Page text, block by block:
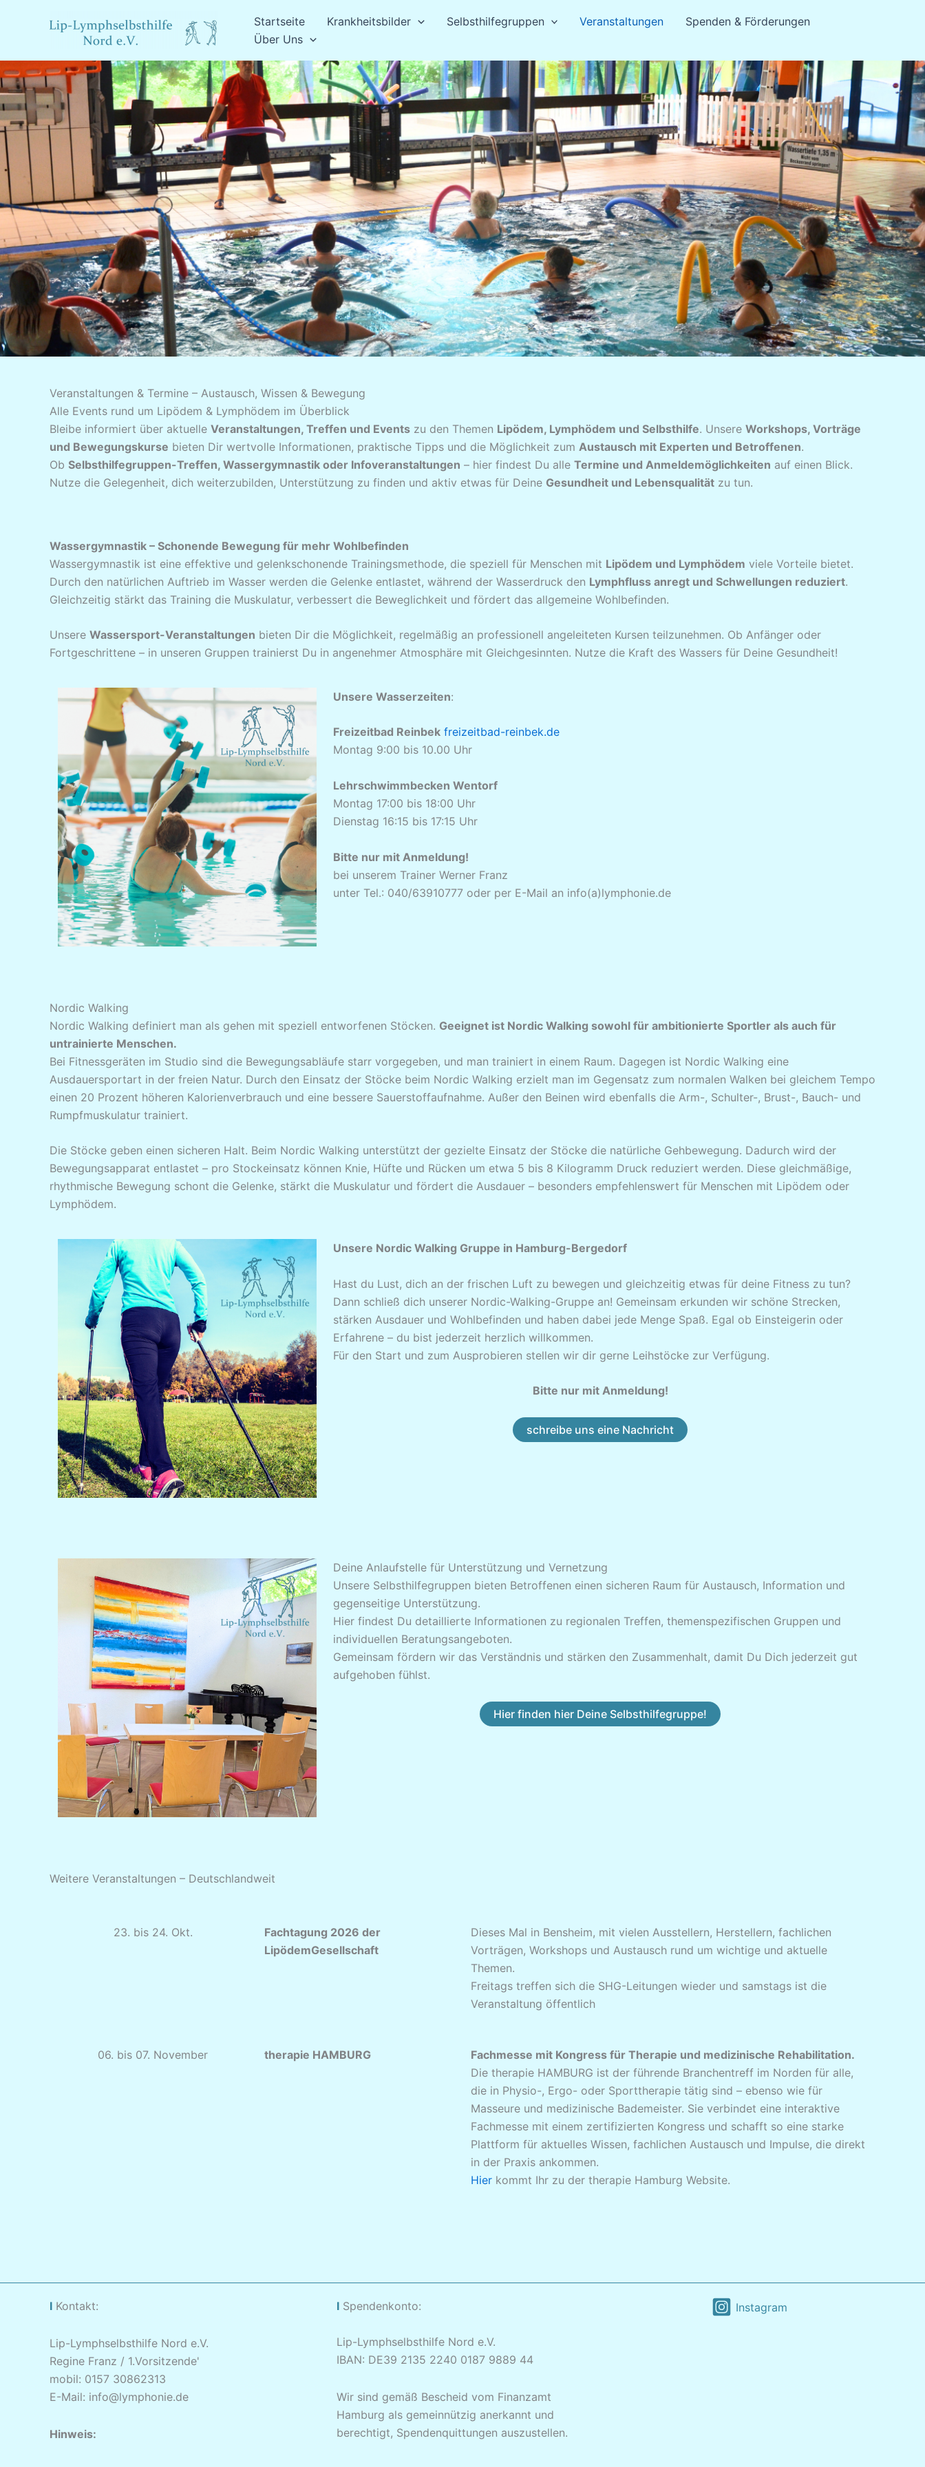
Startseite Krankheitsbilder Selbsthilfegruppen Veranstaltungen
Spenden & Förderungen
Über Uns
Veranstaltungen & Termine – Austausch, Wissen & Bewegung
Alle Events rund um Lipödem & Lymphödem im Überblick
Bleibe informiert über aktuelle Veranstaltungen, Treffen und Events zu den Themen Lipödem, Lymphödem und Selbsthilfe. Unsere Workshops, Vorträge
und Bewegungskurse bieten Dir wertvolle Informationen, praktische Tipps und die Möglichkeit zum Austausch mit Experten und Betroffenen.
Ob Selbsthilfegruppen-Treffen, Wassergymnastik oder Infoveranstaltungen – hier findest Du alle Termine und Anmeldemöglichkeiten auf einen Blick.
Nutze die Gelegenheit, dich weiterzubilden, Unterstützung zu finden und aktiv etwas für Deine Gesundheit und Lebensqualität zu tun.
Wassergymnastik – Schonende Bewegung für mehr Wohlbefinden
Wassergymnastik ist eine effektive und gelenkschonende Trainingsmethode, die speziell für Menschen mit Lipödem und Lymphödem viele Vorteile bietet.
Durch den natürlichen Auftrieb im Wasser werden die Gelenke entlastet, während der Wasserdruck den Lymphfluss anregt und Schwellungen reduziert.
Gleichzeitig stärkt das Training die Muskulatur, verbessert die Beweglichkeit und fördert das allgemeine Wohlbefinden.
Unsere Wassersport-Veranstaltungen bieten Dir die Möglichkeit, regelmäßig an professionell angeleiteten Kursen teilzunehmen. Ob Anfänger oder
Fortgeschrittene – in unseren Gruppen trainierst Du in angenehmer Atmosphäre mit Gleichgesinnten. Nutze die Kraft des Wassers für Deine Gesundheit!
Unsere Wasserzeiten:
Freizeitbad Reinbek freizeitbad-reinbek.de
Montag 9:00 bis 10.00 Uhr
Lehrschwimmbecken Wentorf
Montag 17:00 bis 18:00 Uhr
Dienstag 16:15 bis 17:15 Uhr
Bitte nur mit Anmeldung!
bei unserem Trainer Werner Franz
unter Tel.: 040/63910777 oder per E-Mail an info(a)lymphonie.de
Nordic Walking
Nordic Walking definiert man als gehen mit speziell entworfenen Stöcken. Geeignet ist Nordic Walking sowohl für ambitionierte Sportler als auch für
untrainierte Menschen.
Bei Fitnessgeräten im Studio sind die Bewegungsabläufe starr vorgegeben, und man trainiert in einem Raum. Dagegen ist Nordic Walking eine
Ausdauersportart in der freien Natur. Durch den Einsatz der Stöcke beim Nordic Walking erzielt man im Gegensatz zum normalen Walken bei gleichem Tempo
einen 20 Prozent höheren Kalorienverbrauch und eine bessere Sauerstoffaufnahme. Außer den Beinen wird ebenfalls die Arm-, Schulter-, Brust-, Bauch- und
Rumpfmuskulatur trainiert.
Die Stöcke geben einen sicheren Halt. Beim Nordic Walking unterstützt der gezielte Einsatz der Stöcke die natürliche Gehbewegung. Dadurch wird der
Bewegungsapparat entlastet – pro Stockeinsatz können Knie, Hüfte und Rücken um etwa 5 bis 8 Kilogramm Druck reduziert werden. Diese gleichmäßige,
rhythmische Bewegung schont die Gelenke, stärkt die Muskulatur und fördert die Ausdauer – besonders empfehlenswert für Menschen mit Lipödem oder
Lymphödem.
Unsere Nordic Walking Gruppe in Hamburg-Bergedorf
Hast du Lust, dich an der frischen Luft zu bewegen und gleichzeitig etwas für deine Fitness zu tun?
Dann schließ dich unserer Nordic-Walking-Gruppe an! Gemeinsam erkunden wir schöne Strecken,
stärken Ausdauer und Wohlbefinden und haben dabei jede Menge Spaß. Egal ob Einsteigerin oder
Erfahrene – du bist jederzeit herzlich willkommen.
Für den Start und zum Ausprobieren stellen wir dir gerne Leihstöcke zur Verfügung.
Bitte nur mit Anmeldung!
schreibe uns eine Nachricht
Deine Anlaufstelle für Unterstützung und Vernetzung
Unsere Selbsthilfegruppen bieten Betroffenen einen sicheren Raum für Austausch, Information und
gegenseitige Unterstützung.
Hier findest Du detaillierte Informationen zu regionalen Treffen, themenspezifischen Gruppen und
individuellen Beratungsangeboten.
Gemeinsam fördern wir das Verständnis und stärken den Zusammenhalt, damit Du Dich jederzeit gut
aufgehoben fühlst.
Hier finden hier Deine Selbsthilfegruppe!
Weitere Veranstaltungen – Deutschlandweit
23. bis 24. Okt.
Fachtagung 2026 der
LipödemGesellschaft
Dieses Mal in Bensheim, mit vielen Ausstellern, Herstellern, fachlichen
Vorträgen, Workshops und Austausch rund um wichtige und aktuelle
Themen.
Freitags treffen sich die SHG-Leitungen wieder und samstags ist die
Veranstaltung öffentlich
06. bis 07. November therapie HAMBURG
Fachmesse mit Kongress für Therapie und medizinische Rehabilitation.
Die therapie HAMBURG ist der führende Branchentreff im Norden für alle,
die in Physio-, Ergo- oder Sporttherapie tätig sind – ebenso wie für
Masseure und medizinische Bademeister. Sie verbindet eine interaktive
Fachmesse mit einem zertifizierten Kongress und schafft so eine starke
Plattform für aktuelles Wissen, fachlichen Austausch und Impulse, die direkt
in der Praxis ankommen.
Hier kommt Ihr zu der therapie Hamburg Website.
I Kontakt:
Lip-Lymphselbsthilfe Nord e.V.
Regine Franz / 1.Vorsitzende'
mobil: 0157 30862313
E-Mail: info@lymphonie.de
Hinweis:
ISpendenkonto:
Lip-Lymphselbsthilfe Nord e.V.
IBAN: DE39 2135 2240 0187 9889 44
Wir sind gemäß Bescheid vom Finanzamt
Hamburg als gemeinnützig anerkannt und
berechtigt, Spendenquittungen auszustellen.
Instagram